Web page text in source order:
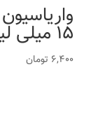
15 میلی لیتر رنگ سبز
6,400 تومان